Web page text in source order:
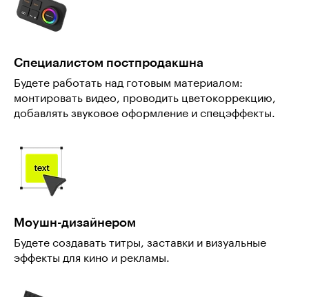
Специалистом постпродакшна
Будете работать над готовым материалом:
монтировать видео, проводить цветокоррекцию,
добавлять звуковое оформление и спецэффекты.
Моушн-дизайнером
Будете создавать титры, заставки и визуальные
эффекты для кино и рекламы.